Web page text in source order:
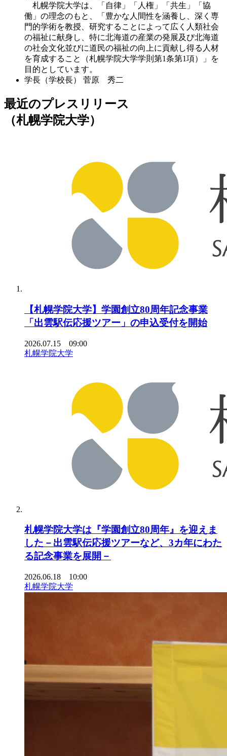
札幌学院大学は、「自律」「人権」「共生」「協
働」の理念のもと、「豊かな人間性を涵養し、深く専
門的学術を教授、研究することによって広く人類社会
の福祉に献身し、特に北海道の産業の発展及び北海道
の社会文化並びに道民の福祉の向上に貢献し得る人材
を育成すること（札幌学院大学学則第1条第1項）」を
目的としています。
学長（学校長）
菅原 秀二
最近のプレスリリース
（札幌学院大学）
【札幌学院大学】学園創立80周年記念事業
「出雲駅伝応援ツアー」の申込受付を開始
2026.07.15 09:00
札幌学院大学
札幌学院大学は『学園創立80周年』を迎えま
した－出雲駅伝応援ツアーなど、3カ年にわた
る記念事業を展開－
2026.06.18 10:00
札幌学院大学